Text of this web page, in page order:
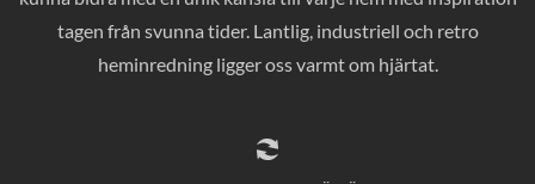
tagen från svunna tider. Lantlig, industriell och retro
heminredning ligger oss varmt om hjärtat.